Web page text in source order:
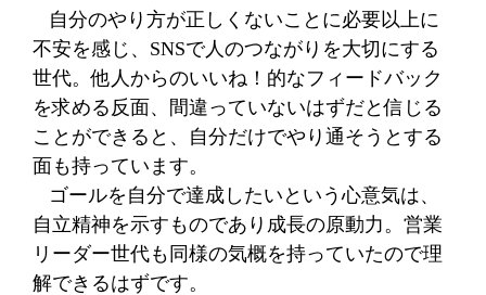
自分のやり方が正しくないことに必要以上に
不安を感じ、 SNSで人のつながりを大切にする
世代。他人からのいいね！的なフィードバック
を求める反面、間違っていないはずだと信じる
ことができると、自分だけでやり通そうとする
面も持っています。
ゴールを自分で達成したいという心意気は、
自立精神を示すものであり成長の原動力。営業
リーダー世代も同様の気概を持っていたので理
解できるはずです。